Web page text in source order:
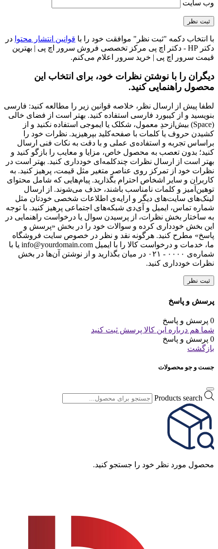
وب‌ سایت
با انتخاب دکمه "ثبت نظر" موافقت خود را با قوانین انتشار محتوا در
دکتر HP - دکتر اچ پی مرکز تخصصی فروش سرور اچ پی | بهترین
قیمت سرور اچ پی | خرید سرور اعلام می‌کنم.
دیگران را با نوشتن نظرات خود، برای انتخاب این
محصول راهنمایی کنید.
لطفا پیش از ارسال نظر، خلاصه قوانین زیر را مطالعه کنید: فارسی
بنویسید و از کیبورد فارسی استفاده کنید. بهتر است از فضای خالی
(Space) بیش‌از‌حدِ معمول، شکلک یا ایموجی استفاده نکنید و از
کشیدن حروف یا کلمات با صفحه‌کلید بپرهیزید. نظرات خود را
براساس تجربه و استفاده‌ی عملی و با دقت به نکات فنی ارسال
کنید؛ بدون تعصب به محصول خاص، مزایا و معایب را بازگو کنید و
بهتر است از ارسال نظرات چندکلمه‌‌ای خودداری کنید. بهتر است در
نظرات خود از تمرکز روی عناصر متغیر مثل قیمت، پرهیز کنید. به
کاربران و سایر اشخاص احترام بگذارید. پیام‌هایی که شامل محتوای
توهین‌آمیز و کلمات نامناسب باشند، حذف می‌شوند. از ارسال
لینک‌های سایت‌های دیگر و ارایه‌ی اطلاعات شخصی خودتان مثل
شماره تماس، ایمیل و آی‌دی شبکه‌های اجتماعی پرهیز کنید. با توجه
به ساختار بخش نظرات، از پرسیدن سوال یا درخواست راهنمایی در
این بخش خودداری کرده و سوالات خود را در بخش «پرسش و
پاسخ» مطرح کنید. هرگونه نقد و نظر در خصوص سایت فروشگاه
ما، خدمات و درخواست کالا را با ایمیل info@yourdomain.com یا با
شماره‌ی ۰۰۰۰ - ۰۲۱ در میان بگذارید و از نوشتن آن‌ها در بخش
نظرات خودداری کنید.
ثبت نظر
پرسش و پاسخ
0 پرسش و پاسخ
شما هم درباره این کالا پرسش ثبت کنید
0 پرسش و پاسخ
بازگشت
جست و جو محصولات
Products search
محصول مورد نظر خود را جستجو کنید.